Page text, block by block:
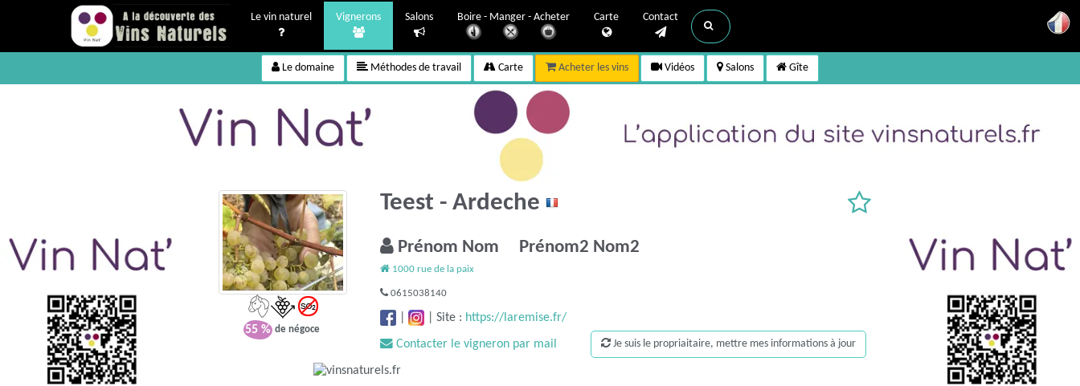
Le vin naturel Vignerons Salons Boire - Manger - Acheter Carte Contact
Le domaine Méthodes de travail Carte Acheter les vins Vidéos Salons Gîte
55 % de négoce
Teest - Ardeche
Prénom Nom Prénom2 Nom2
1000 rue de la paix
0615038140
| |Site : https://laremise.fr/
Contacter le vigneron par mail Je suis le propriaitaire, mettre mes informations à jour